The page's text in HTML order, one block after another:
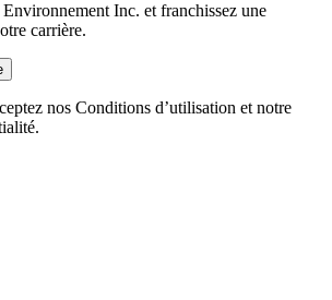
Inc. et franchissez une
carrière.
nos Conditions d’utilisation et notre